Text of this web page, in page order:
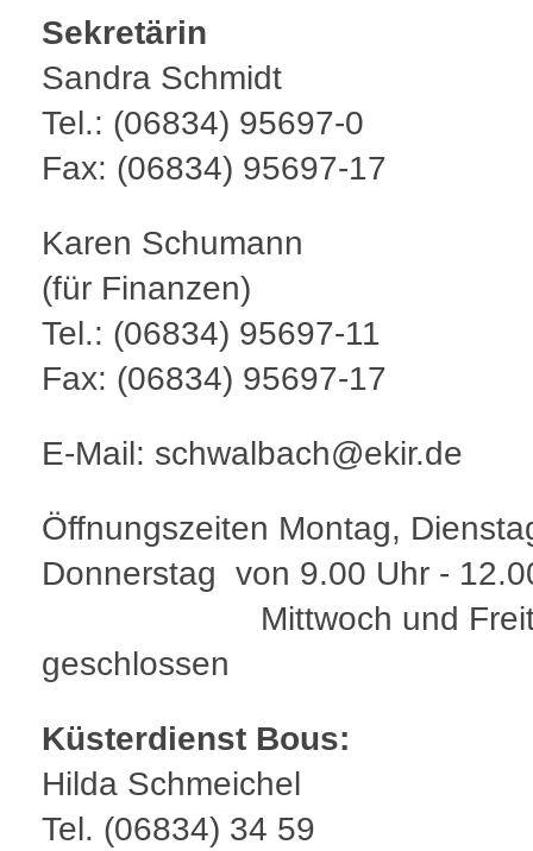
Sekretärin
Sandra Schmidt
Tel.: (06834) 95697-0
Fax: (06834) 95697-17
Karen Schumann
(für Finanzen)
Tel.: (06834) 95697-11
Fax: (06834) 95697-17
E-Mail: schwalbach@ekir.de
Öffnungszeiten Montag,
Donnerstag von 9.00 Uhr -
Mittwoch und
geschlossen
Küsterdienst Bous:
Hilda Schmeichel
Tel. (06834) 34 59